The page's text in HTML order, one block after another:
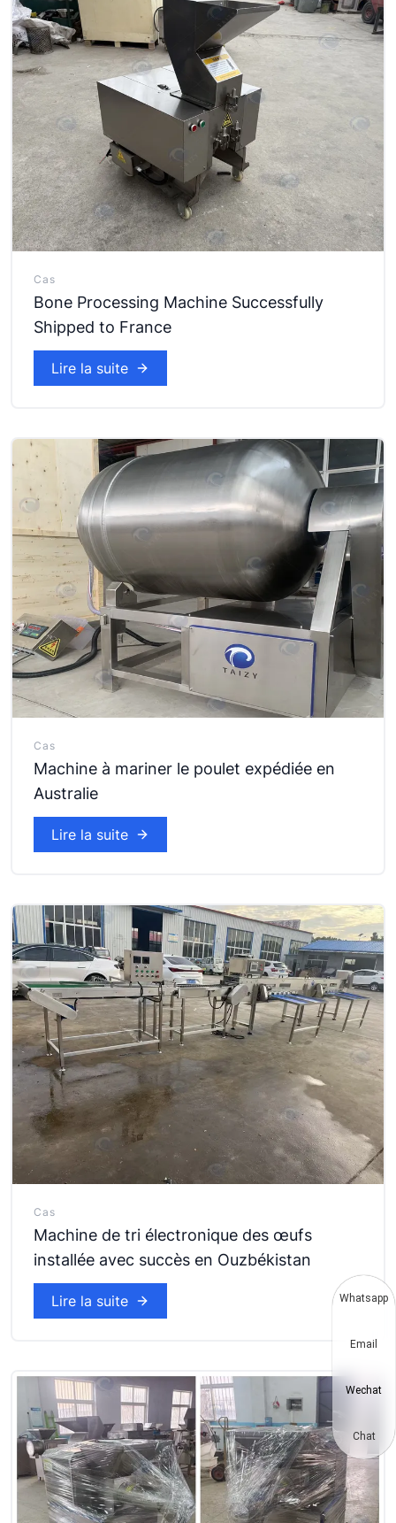
Cas
Bone Processing Machine Successfully
Shipped to France
Lire la suite
Cas
Machine à mariner le poulet expédiée en
Australie
Lire la suite
Cas
Machine de tri électronique des œufs
installée avec succès en Ouzbékistan
Lire la suite Whatsapp
Email
Wechat
Chat